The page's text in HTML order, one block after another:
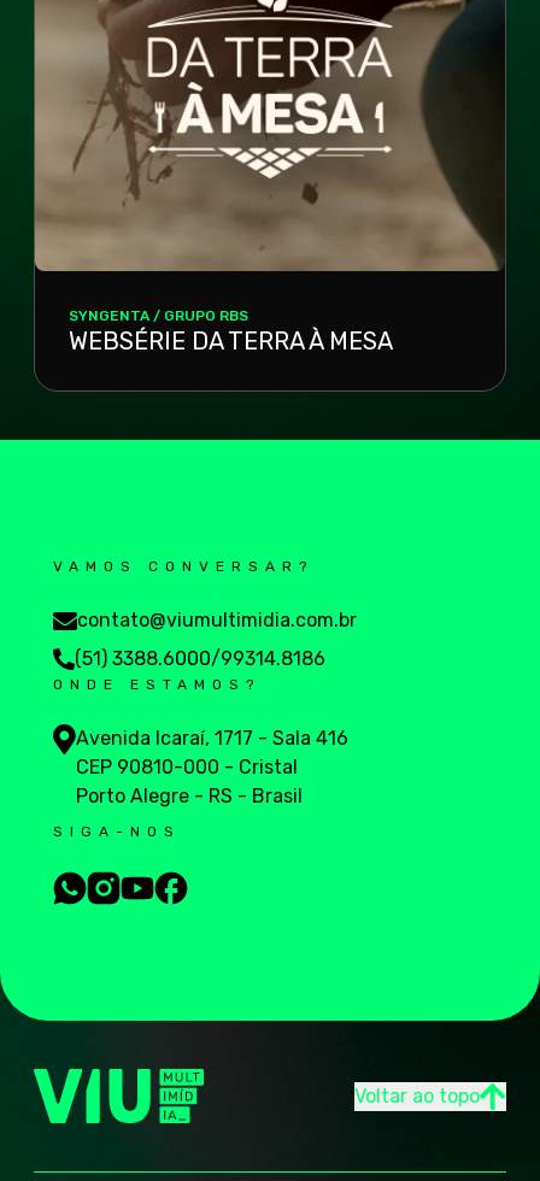
SYNGENTA / GRUPO RBS
WEBSÉRIE DA TERRA À MESA
VAMOS CONVERSAR?
contato@viumultimidia.com.br
(51) 3388.6000/99314.8186
ONDE ESTAMOS?
Avenida Icaraí, 1717 - Sala 416
CEP 90810-000 - Cristal
Porto Alegre - RS - Brasil
SIGA-NOS
Voltar ao topo